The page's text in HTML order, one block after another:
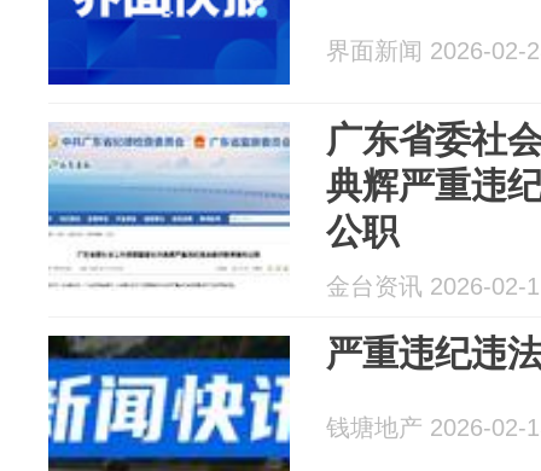
界面新闻 2026-02-
广东省委社
典辉严重违
公职
金台资讯 2026-02-
严重违纪违
钱塘地产 2026-02-